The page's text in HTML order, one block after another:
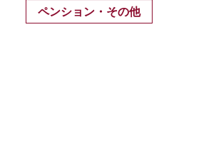
ペンション・その他